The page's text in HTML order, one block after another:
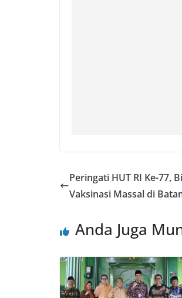
Peringati HUT RI Ke-77,
Vaksinasi Massal di
Anda Juga